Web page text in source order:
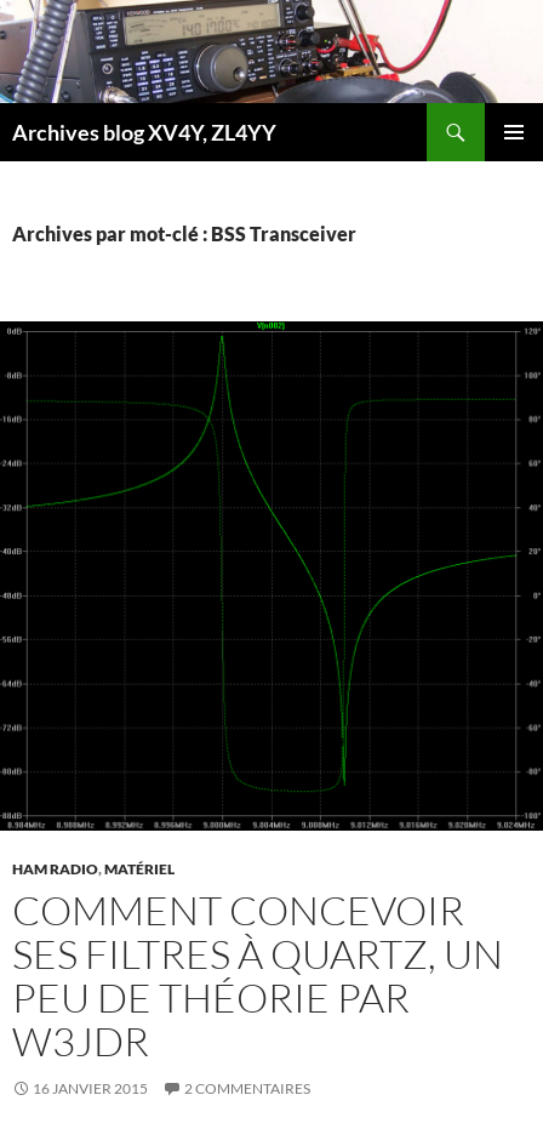
Aller
au
contenu
Archives blog XV4Y, ZL4YY
Archives par mot-clé : BSS Transceiver
HAM RADIO,MATÉRIEL
COMMENT CONCEVOIR
SES FILTRES À QUARTZ, UN
PEU DE THÉORIE PAR
W3JDR
16 JANVIER 2015 2 COMMENTAIRES